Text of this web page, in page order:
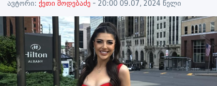
ავტორი: ქეთი მოდებაძე - 20:00 09.07, 2024 წელი